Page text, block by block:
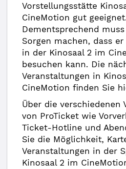
Vorstellungsstätte
CineMotion gut
Dementsprechend
Sorgen machen, dass
in der Kinosaal 2 im
besuchen kann. Die
Veranstaltungen in
CineMotion finden Sie
Über die verschiedenen
von ProTicket wie
Ticket-Hotline und
Sie die Möglichkeit,
Veranstaltungen in der
Kinosaal 2 im